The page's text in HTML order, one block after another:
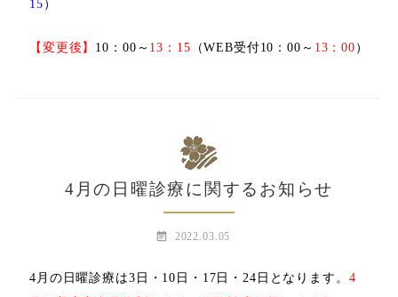
15 ）
【変更後】 10：00～ 13：15 （WEB受付10：00～ 13：00 ）
4月の日曜診療に関するお知らせ
event_note 2022.03.05
4月の日曜診療は3日・10日・17日・24日となります。 4